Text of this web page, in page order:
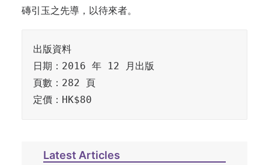
磚引玉之先導，以待來者。
出版資料
日期：2016 年 12 月出版
頁數：282 頁
定價：HK$80
Latest Articles